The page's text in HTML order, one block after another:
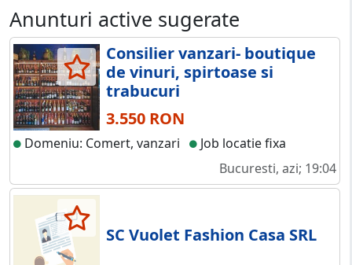
Anunturi active sugerate
Consilier vanzari- boutique
de vinuri, spirtoase si
trabucuri
3.550 RON
Domeniu: Comert, vanzari
Job locatie fixa
Bucuresti, azi; 19:04
SC Vuolet Fashion Casa SRL